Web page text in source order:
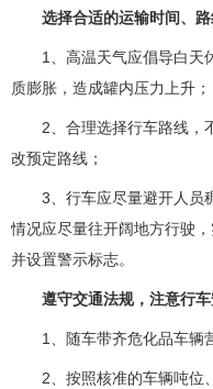
选择合适的运输时间、
1、高温天气应倡导白天
质膨胀，造成罐内压力上升；
2、合理选择行车路线，
改预定路线；
3、行车应尽量避开人员
情况应尽量往开阔地方行驶
并设置警示标志。
遵守交通法规，注意行
1、随车带齐危化品车辆
2、按照核准的车辆吨位